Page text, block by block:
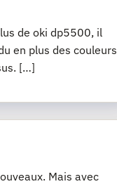
de oki dp5500, il
en plus des couleurs
[…]
Mais avec